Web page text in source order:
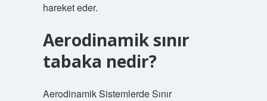
hareket eder.
Aerodinamik sınır
tabaka nedir?
Aerodinamik Sistemlerde Sınır